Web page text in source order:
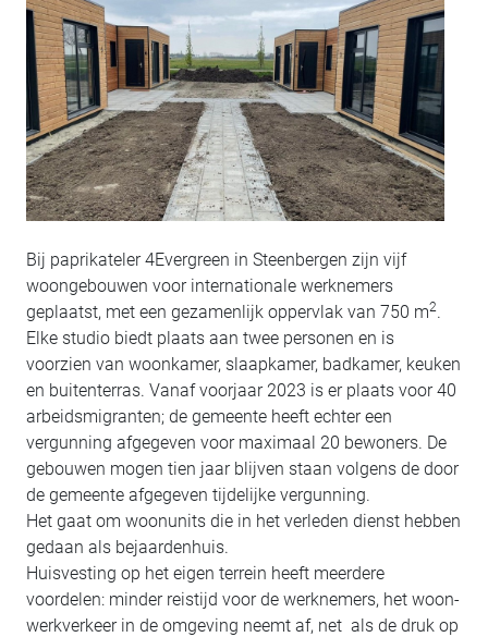
Bij paprikateler 4Evergreen in Steenbergen zijn vijf
woongebouwen voor internationale werknemers
geplaatst, met een gezamenlijk oppervlak van 750 m2.
Elke studio biedt plaats aan twee personen en is
voorzien van woonkamer, slaapkamer, badkamer, keuken
en buitenterras. Vanaf voorjaar 2023 is er plaats voor 40
arbeidsmigranten; de gemeente heeft echter een
vergunning afgegeven voor maximaal 20 bewoners. De
gebouwen mogen tien jaar blijven staan volgens de door
de gemeente afgegeven tijdelijke vergunning.
Het gaat om woonunits die in het verleden dienst hebben
gedaan als bejaardenhuis.
Huisvesting op het eigen terrein heeft meerdere
voordelen: minder reistijd voor de werknemers, het woon-
werkverkeer in de omgeving neemt af, net als de druk op